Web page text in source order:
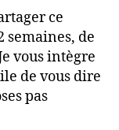
–
Le
Transsexualisme,
par
Chiland,
ce
de
vous intègre
de vous dire
pas